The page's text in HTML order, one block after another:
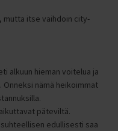
mutta itse vaihdoin city-
alkuun hieman voitelua ja
nämä heikoimmat
päteviltä.
edullisesti saa